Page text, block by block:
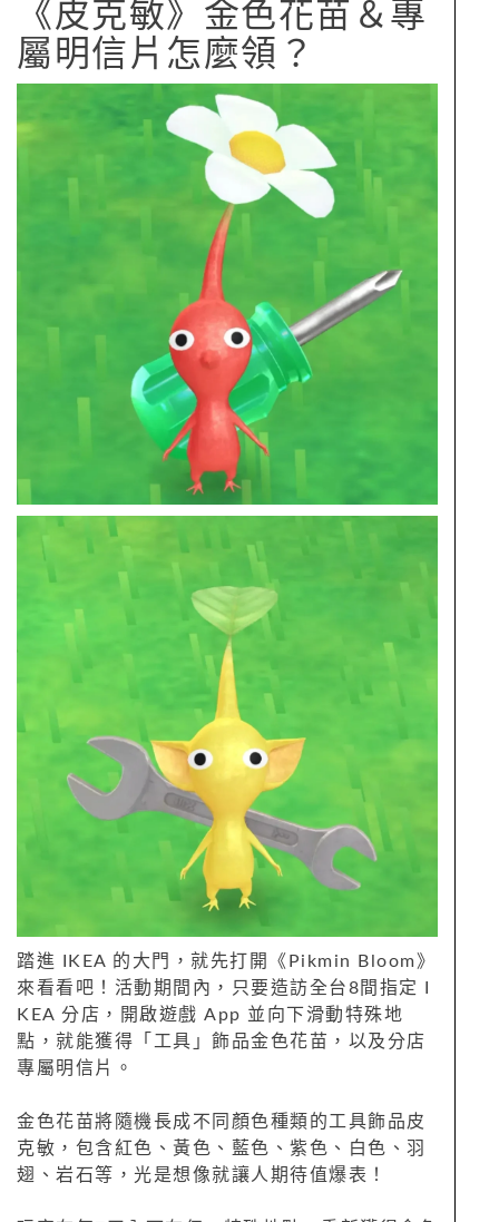
《皮克敏》金色花苗＆專
屬明信片怎麼領？
踏進 IKEA 的大門，就先打開《Pikmin Bloom》
來看看吧！活動期間內，只要造訪全台8間指定 I
KEA 分店，開啟遊戲 App 並向下滑動特殊地
點，就能獲得「工具」飾品金色花苗，以及分店
專屬明信片。
金色花苗將隨機長成不同顏色種類的工具飾品皮
克敏，包含紅色、黃色、藍色、紫色、白色、羽
翅、岩石等，光是想像就讓人期待值爆表！